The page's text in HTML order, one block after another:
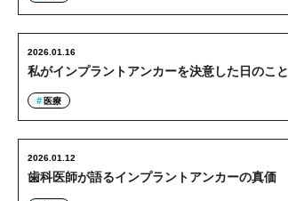
私がインプラントアンカーを決意した日のこと
2026.01.16
医療
歯科医師が語るインプラントアンカーの真価
2026.01.12